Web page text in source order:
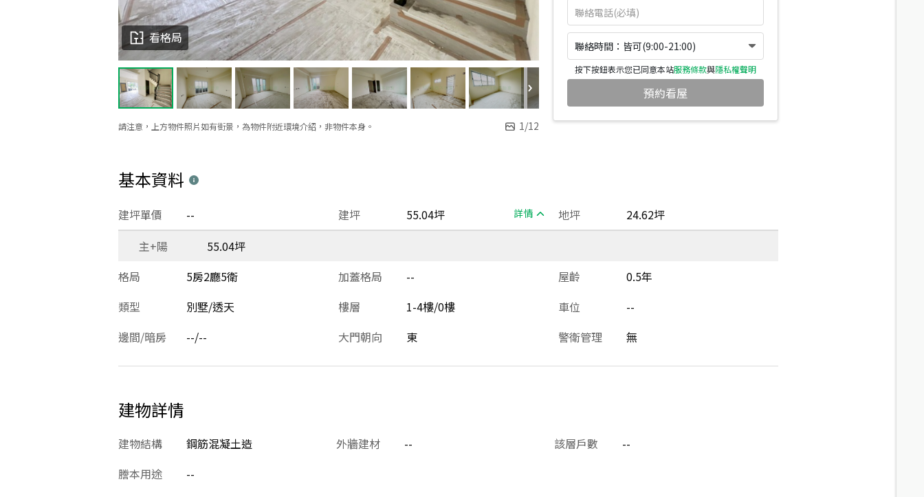
請注意，上方物件照片如有街景，為物件附近環境介紹，非物件本身。 1/12
看格局
聯絡時間：皆可(9:00-21:00)
按下按鈕表示您已同意本站服務條款與隱私權聲明
預約看屋
基本資料
建坪 55.04坪 詳情
建坪單價 -- 地坪
24.62坪
主+陽
55.04坪
格局
5房2廳5衛 加蓋格局 -- 屋齡
0.5年
類型
別墅/透天 樓層 1-4樓/0樓 車位
--
邊間/暗房
--/-- 大門朝向 東 警衛管理 無
建物詳情
建物結構 鋼筋混凝土造 外牆建材 -- 該層戶數
--
謄本用途
--